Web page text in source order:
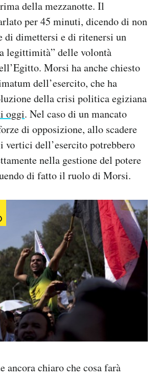
della mezzanotte. Il
per 45 minuti, dicendo di non
di dimettersi e di ritenersi un
legittimità” delle volontà
Morsi ha anche chiesto
dell’esercito, che ha
della crisi politica egiziana
oggi. Nel caso di un mancato
di opposizione, allo scadere
vertici dell’esercito potrebbero
nella gestione del potere
di fatto il ruolo di Morsi.
ancora chiaro che cosa farà